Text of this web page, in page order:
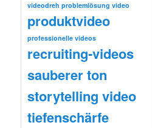
videodreh problemlösung video
produktvideo
professionelle videos
recruiting-videos
sauberer ton
storytelling video
tiefenschärfe